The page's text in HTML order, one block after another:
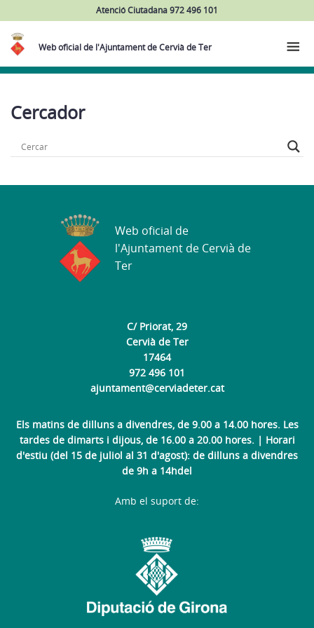
Atenció Ciutadana 972 496 101
Web oficial de l'Ajuntament de Cervià de Ter
Cercador
C/ Priorat, 29
Cervià de Ter
17464
972 496 101
ajuntament@cerviadeter.cat
Els matins de dilluns a divendres, de 9.00 a 14.00 hores. Les
tardes de dimarts i dijous, de 16.00 a 20.00 hores. | Horari
d'estiu (del 15 de juliol al 31 d'agost): de dilluns a divendres
de 9h a 14hdel
Web oficial de
l'Ajuntament de Cervià de
Ter
Amb el suport de: